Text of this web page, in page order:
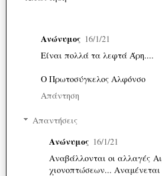
Ανώνυμος 16/1/21
Είναι πολλά τα λεφτά Άρη....
Ο Πρωτοσύγκελος Αλφόνσο
Απάντηση
Απαντήσεις
Ανώνυμος 16/1/21
Αναβάλλονται οι αλλαγές
χιονοπτώσεων...